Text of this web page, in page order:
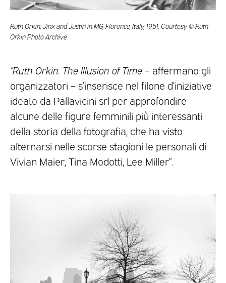
Ruth Orkin, Jinx and Justin in MG, Florence, Italy, 1951, Courtesy © Ruth
Orkin Photo Archive
“Ruth Orkin. The Illusion of Time – affermano gli
organizzatori – s’inserisce nel filone d’iniziative
ideato da Pallavicini srl per approfondire
alcune delle figure femminili più interessanti
della storia della fotografia, che ha visto
alternarsi nelle scorse stagioni le personali di
Vivian Maier, Tina Modotti, Lee Miller”.